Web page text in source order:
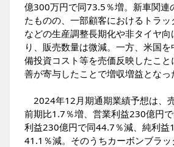
億300万円で同73.5％増。新車関連
たものの、一部顧客におけるトラ
などの生産調整長期化や非タイヤ向
り、販売数量は微減。一方、米国
備投資コスト等を売価反映したこ
善が寄与したことで増収増益となっ
2024年12月期通期業績予想は、
前期比1.7％増、営業利益230億円
利益230億円で同44.7％減、純利益
41.1％減。そのうちカーボンブラ